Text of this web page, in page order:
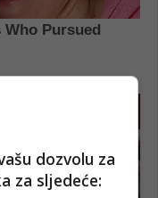
dozvolu za
za sljedeće: